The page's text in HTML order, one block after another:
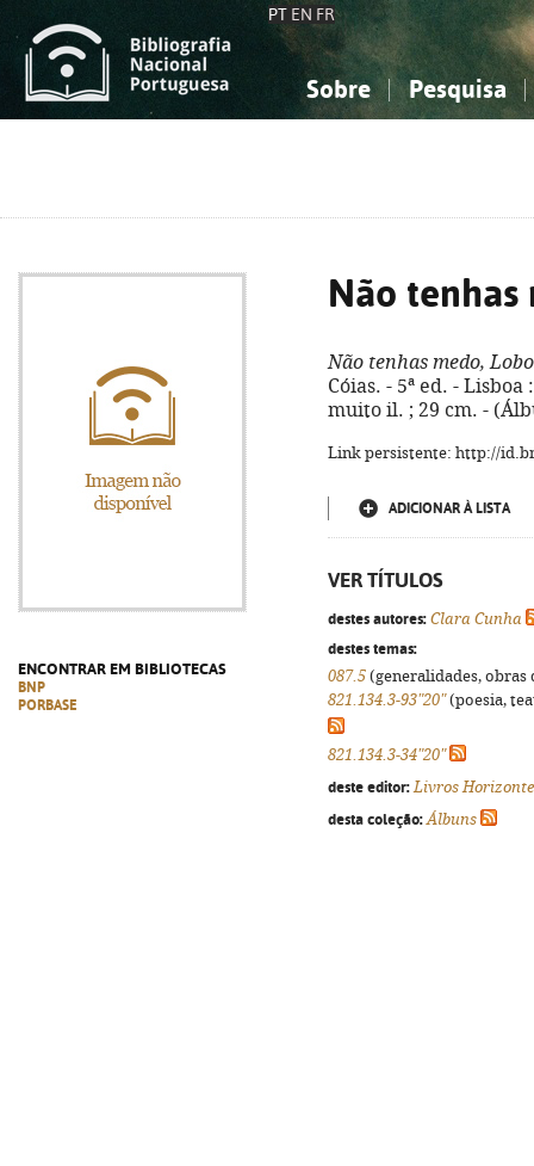
PT EN FR
Sobre Pesquisa
ENCONTRAR EM BIBLIOTECAS
BNP
PORBASE
Não tenhas
Não tenhas medo,
Cóias. - 5ª ed. -
muito il. ; 29 cm. -
Link persistente: http://
ADICIONAR À LISTA
VER TÍTULOS
destes autores: Clara Cunha
destes temas:
087.5 (generalidades,
821.134.3-93"20"(poesia,
821.134.3-34"20"
deste editor: Livros Horizonte
desta coleção: Álbuns